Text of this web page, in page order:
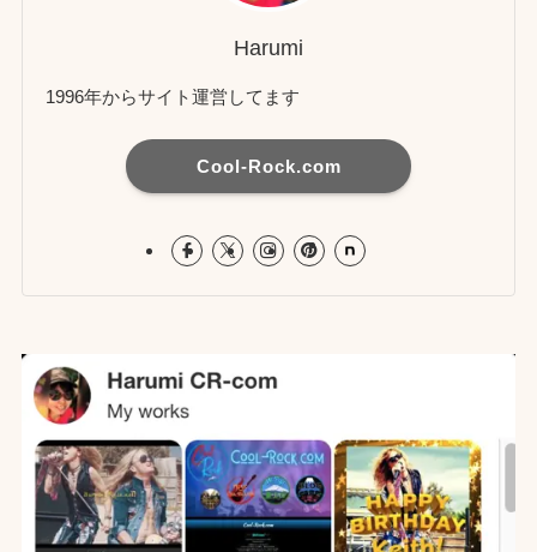
Harumi
1996年からサイト運営してます
Cool-Rock.com